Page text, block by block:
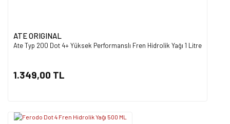
ATE ORIGINAL
Ate Typ 200 Dot 4+ Yüksek Performanslı Fren Hidrolik Yağı 1 Litre
1.349,00 TL